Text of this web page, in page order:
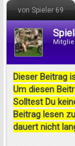
von Spieler 69
Dieser Beitrag
Um diesen
Solltest Du
Beitrag lesen
dauert nicht